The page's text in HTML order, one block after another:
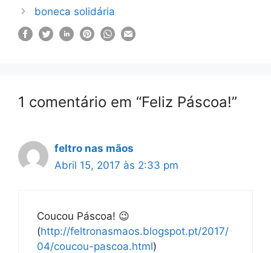
boneca solidária
1 comentário em “Feliz Páscoa!”
feltro nas mãos
Abril 15, 2017 às 2:33 pm
Coucou Páscoa! 😉
(http://feltronasmaos.blogspot.pt/2017/
04/coucou-pascoa.html)